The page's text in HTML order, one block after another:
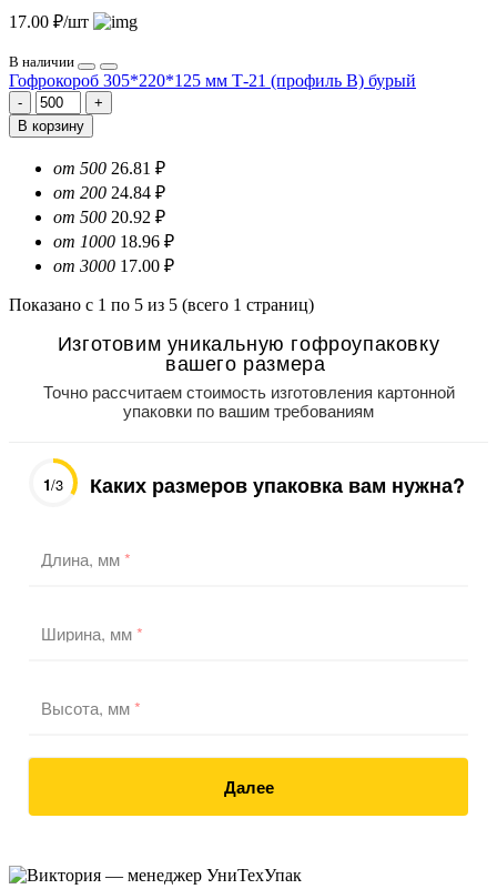
17.00 ₽/шт
В наличии
Гофрокороб 305*220*125 мм Т-21 (профиль B) бурый
В корзину
от 500 26.81 ₽
от 200 24.84 ₽
от 500 20.92 ₽
от 1000 18.96 ₽
от 3000 17.00 ₽
Показано с 1 по 5 из 5 (всего 1 страниц)
Изготовим уникальную гофроупаковку
вашего размера
Точно рассчитаем стоимость изготовления картонной
упаковки по вашим требованиям
1/3 Каких размеров упаковка вам нужна?
Длина, мм*
Ширина, мм*
Высота, мм*
Далее